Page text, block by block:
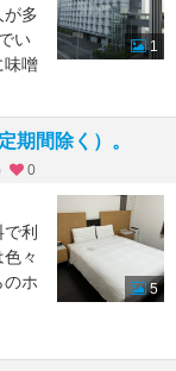
が多
い
味噌
1
期間除く）。
0
利
々
のホ
5